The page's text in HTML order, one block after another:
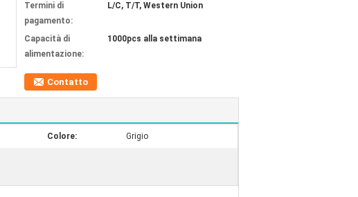
Termini di
pagamento:
L/C, T/T, Western Union
Capacità di
alimentazione:
1000pcs alla settimana
Contatto
Colore: Grigio